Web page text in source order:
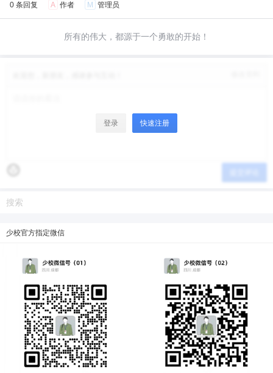
立刻支付
0 条回复 A 作者 M 管理员
所有的伟大，都源于一个勇敢的开始！
登录 快速注册
少校官方指定微信
限。
6位以上